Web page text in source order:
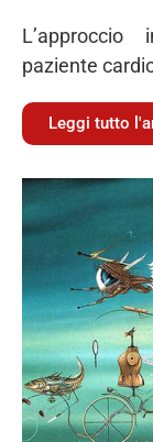
paziente
Leggi tutto